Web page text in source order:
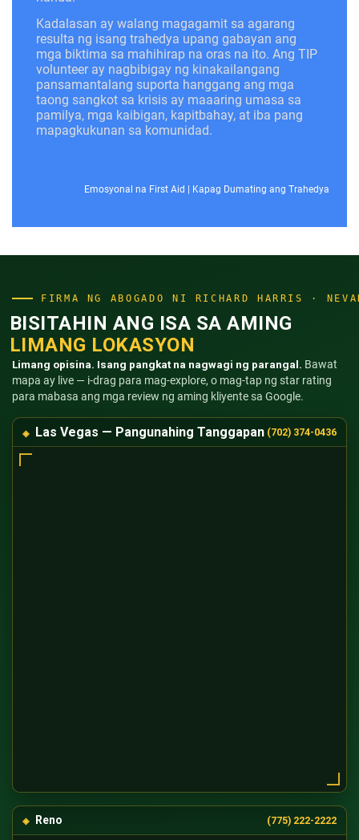
Kadalasan ay walang magagamit sa agarang
resulta ng isang trahedya upang gabayan ang
mga biktima sa mahihirap na oras na ito. Ang TIP
volunteer ay nagbibigay ng kinakailangang
pansamantalang suporta hanggang ang mga
taong sangkot sa krisis ay maaaring umasa sa
pamilya, mga kaibigan, kapitbahay, at iba pang
mapagkukunan sa komunidad.
Emosyonal na First Aid | Kapag Dumating ang Trahedya
FIRMA NG ABOGADO NI RICHARD HARRIS ·
BISITAHIN ANG ISA SA AMING
LIMANG LOKASYON
Limang opisina. Isang pangkat na nagwagi ng parangal. Bawat
mapa ay live — i-drag para mag-explore, o mag-tap ng star rating
para mabasa ang mga review ng aming kliyente sa Google.
Las Vegas — Pangunahing Tanggapan (702) 374-0436
Reno (775) 222-2222